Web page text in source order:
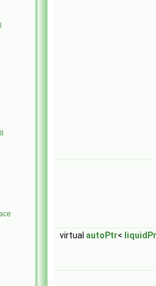
virtual autoPtr<